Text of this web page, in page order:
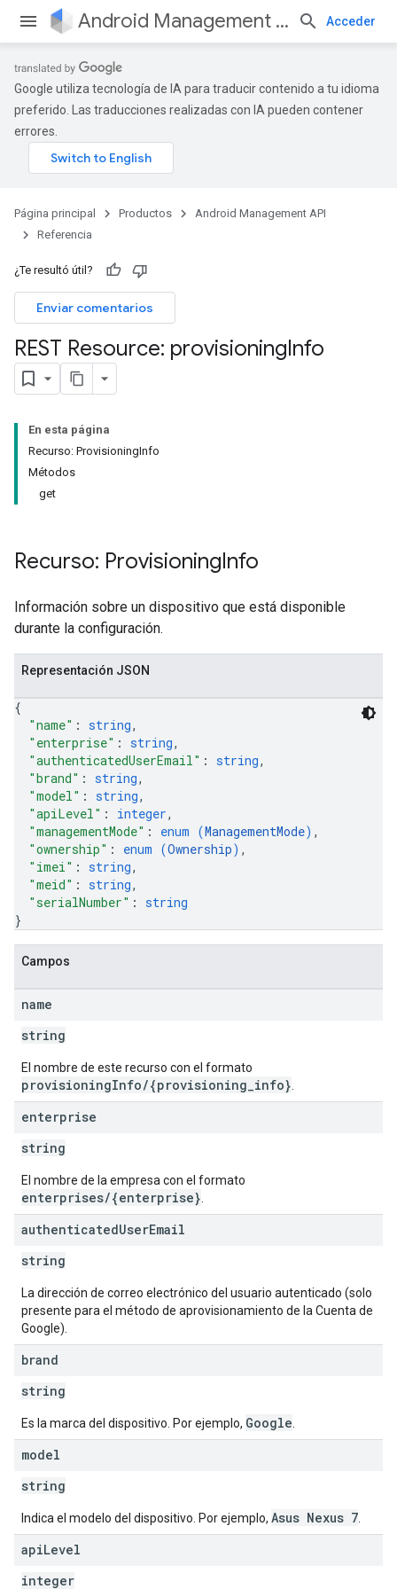
Android Management API Acceder
Google utiliza tecnología de IA para traducir contenido a tu idioma
preferido. Las traducciones realizadas con IA pueden contener
errores.
Página principal Productos
Android Management API
Referencia
¿Te resultó útil?
Enviar comentarios
REST Resource: provisioningInfo
En esta página
Recurso: ProvisioningInfo
Métodos
get
Recurso: ProvisioningInfo
Información sobre un dispositivo que está disponible
durante la configuración.
Representación JSON
{
"name" : string,
"enterprise" : string,
"authenticatedUserEmail" : string,
"brand" : string,
"model" : string,
"apiLevel" : integer,
"managementMode" : enum (ManagementMode) ,
"ownership" : enum (Ownership) ,
"imei" : string,
"meid" : string,
"serialNumber" : string
}
Campos
name
string
El nombre de este recurso con el formato
provisioningInfo/{provisioning_info}
enterprise
string
El nombre de la empresa con el formato
enterprises/{enterprise}
authenticatedUserEmail
string
La dirección de correo electrónico del usuario autenticado (solo
presente para el método de aprovisionamiento de la Cuenta de
Google).
brand
string
Es la marca del dispositivo. Por ejemplo, Google
model
string
Indica el modelo del dispositivo. Por ejemplo, Asus Nexus 7
apiLevel
integer